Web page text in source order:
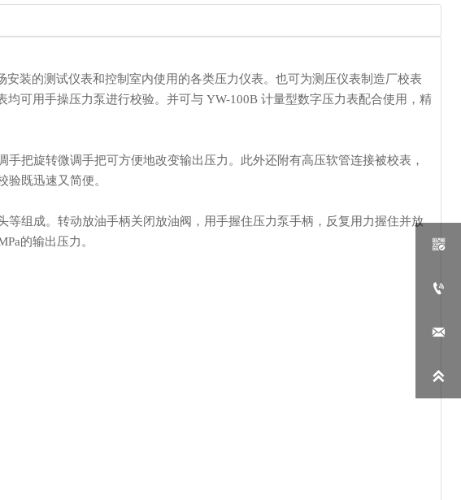
装的测试仪表和控制室内使用的各类压力仪表。也可为测压仪表制造厂校表
可用手操压力泵进行校验。并可与 YW-100B 计量型数字压力表配合使用，精
把旋转微调手把可方便地改变输出压力。此外还附有高压软管连接被校表，
既迅速又简便。
组成。转动放油手柄关闭放油阀，用手握住压力泵手柄，反复用力握住并放
的输出压力。



